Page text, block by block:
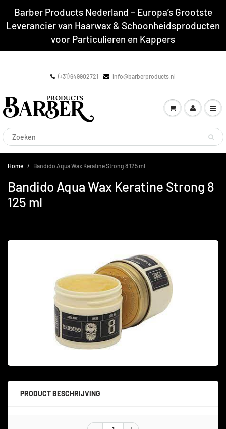
Barber Products Nederland – Europa’s Grootste
Leverancier van Haarwax & Schoonheidsproducten
voor Particulieren en Kappers
(+31) 649902721 info@barberproducts.nl
Home Bandido Aqua Wax Keratine Strong 8 125 ml
Bandido Aqua Wax Keratine Strong 8
125 ml
PRODUCT BESCHRIJVING